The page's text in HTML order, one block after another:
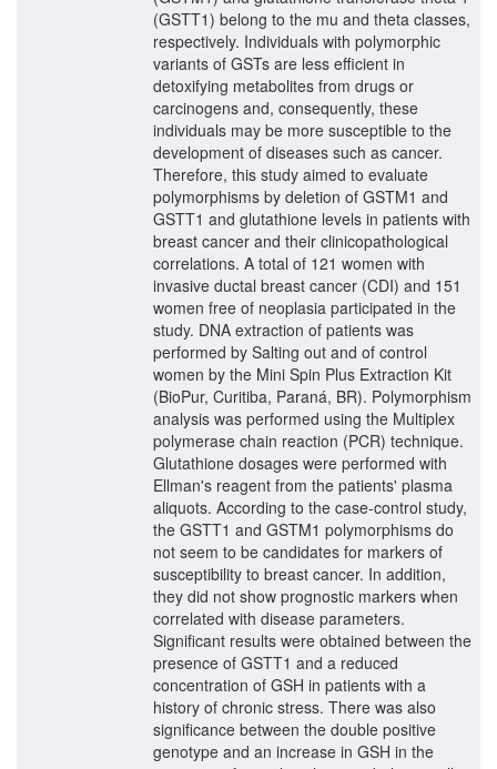
(GSTT1) belong to the mu and theta classes,
respectively. Individuals with polymorphic
variants of GSTs are less efficient in
detoxifying metabolites from drugs or
carcinogens and, consequently, these
individuals may be more susceptible to the
development of diseases such as cancer.
Therefore, this study aimed to evaluate
polymorphisms by deletion of GSTM1 and
GSTT1 and glutathione levels in patients with
breast cancer and their clinicopathological
correlations. A total of 121 women with
invasive ductal breast cancer (CDI) and 151
women free of neoplasia participated in the
study. DNA extraction of patients was
performed by Salting out and of control
women by the Mini Spin Plus Extraction Kit
(BioPur, Curitiba, Paraná, BR). Polymorphism
analysis was performed using the Multiplex
polymerase chain reaction (PCR) technique.
Glutathione dosages were performed with
Ellman's reagent from the patients' plasma
aliquots. According to the case-control study,
the GSTT1 and GSTM1 polymorphisms do
not seem to be candidates for markers of
susceptibility to breast cancer. In addition,
they did not show prognostic markers when
correlated with disease parameters.
Significant results were obtained between the
presence of GSTT1 and a reduced
concentration of GSH in patients with a
history of chronic stress. There was also
significance between the double positive
genotype and an increase in GSH in the